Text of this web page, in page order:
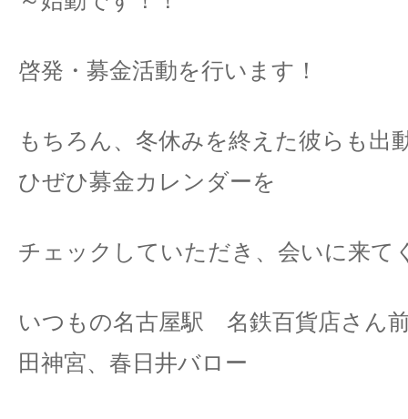
啓発・募金活動を行います！
もちろん、冬休みを終えた彼らも出
ひぜひ募金カレンダーを
チェックしていただき、会いに来て
いつもの名古屋駅 名鉄百貨店さん
田神宮、春日井バロー